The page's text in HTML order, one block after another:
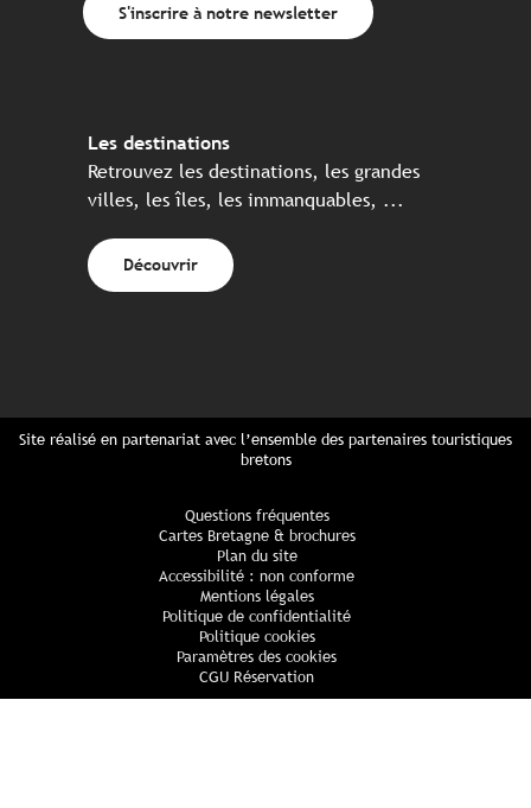
S'inscrire à notre newsletter
Les destinations
Retrouvez les destinations, les grandes
villes, les îles, les immanquables, ...
Découvrir
Site réalisé en partenariat avec l’ensemble des partenaires touristiques
bretons
Questions fréquentes
Cartes Bretagne & brochures
Plan du site
Accessibilité : non conforme
Mentions légales
Politique de confidentialité
Politique cookies
Paramètres des cookies
CGU Réservation